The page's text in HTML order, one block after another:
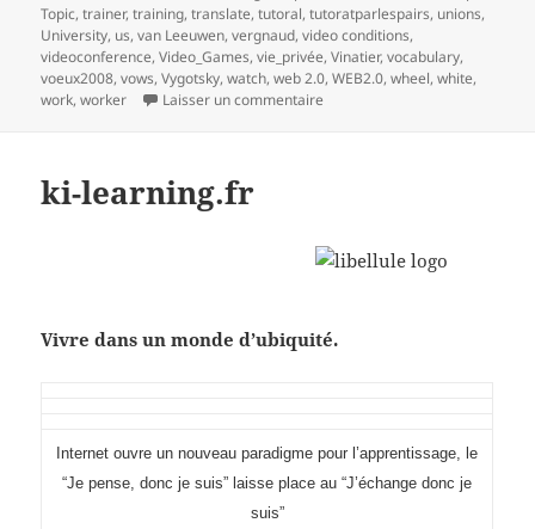
Topic,trainer,training,translate,tutoral,tutoratparlespairs, unions,
University, us,van Leeuwen,vergnaud,video conditions,
videoconference,Video_Games,vie_privée,Vinatier,vocabulary,
voeux2008,vows,Vygotsky,watch,web 2.0,WEB2.0,wheel,white,
work,worker Laisser un commentaire
ki-learning.fr
Vivre dans un monde d’ubiquité.
Internet ouvre un nouveau paradigme pour l’apprentissage, le
“Je pense, donc je suis” laisse place au “J’échange donc je
suis”